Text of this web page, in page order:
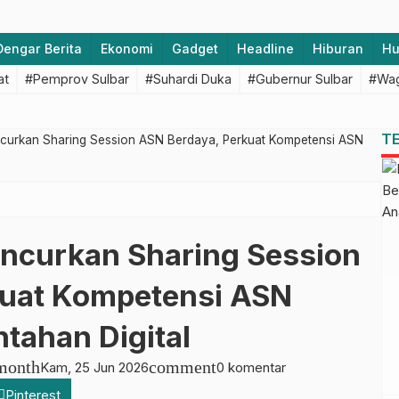
Berita Ekonomi Gadget Headline Hiburan
#Pemprov Sulbar #Suhardi Duka #Gubernur Sulbar
Sharing Session ASN Berdaya, Perkuat Kompetensi ASN
Sharing Session
Kompetensi ASN
Digital
Kam, 25 Jun 2026comment0 komentar
Pinterest